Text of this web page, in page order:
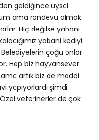
geldiğince uysal
ama randevu almak
Hiç değilse yabani
yabani kediyi
çoğu onlar
Hep biz hayvansever
artık biz de maddi
yapıyorlardı şimdi
Özel veterinerler de çok